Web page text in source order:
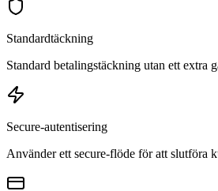
Standardtäckning
Standard betalingstäckning utan ett extra
Secure-autentisering
Använder ett secure-flöde för att slutföra